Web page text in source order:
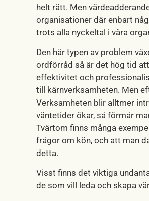
helt rätt. Men
organisationer där enbart
trots alla nyckeltal i våra
Den här typen av problem
ordförråd så är det hög tid
effektivitet och
till kärnverksamheten. Men
Verksamheten blir alltmer
väntetider ökar, så förmår
Tvärtom finns många
frågor om kön, och att man
detta.
Visst finns det viktiga
de som vill leda och skapa